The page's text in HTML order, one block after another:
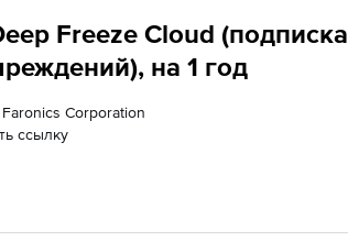
Freeze Cloud (подписка
на 1 год
Corporation
ссылку